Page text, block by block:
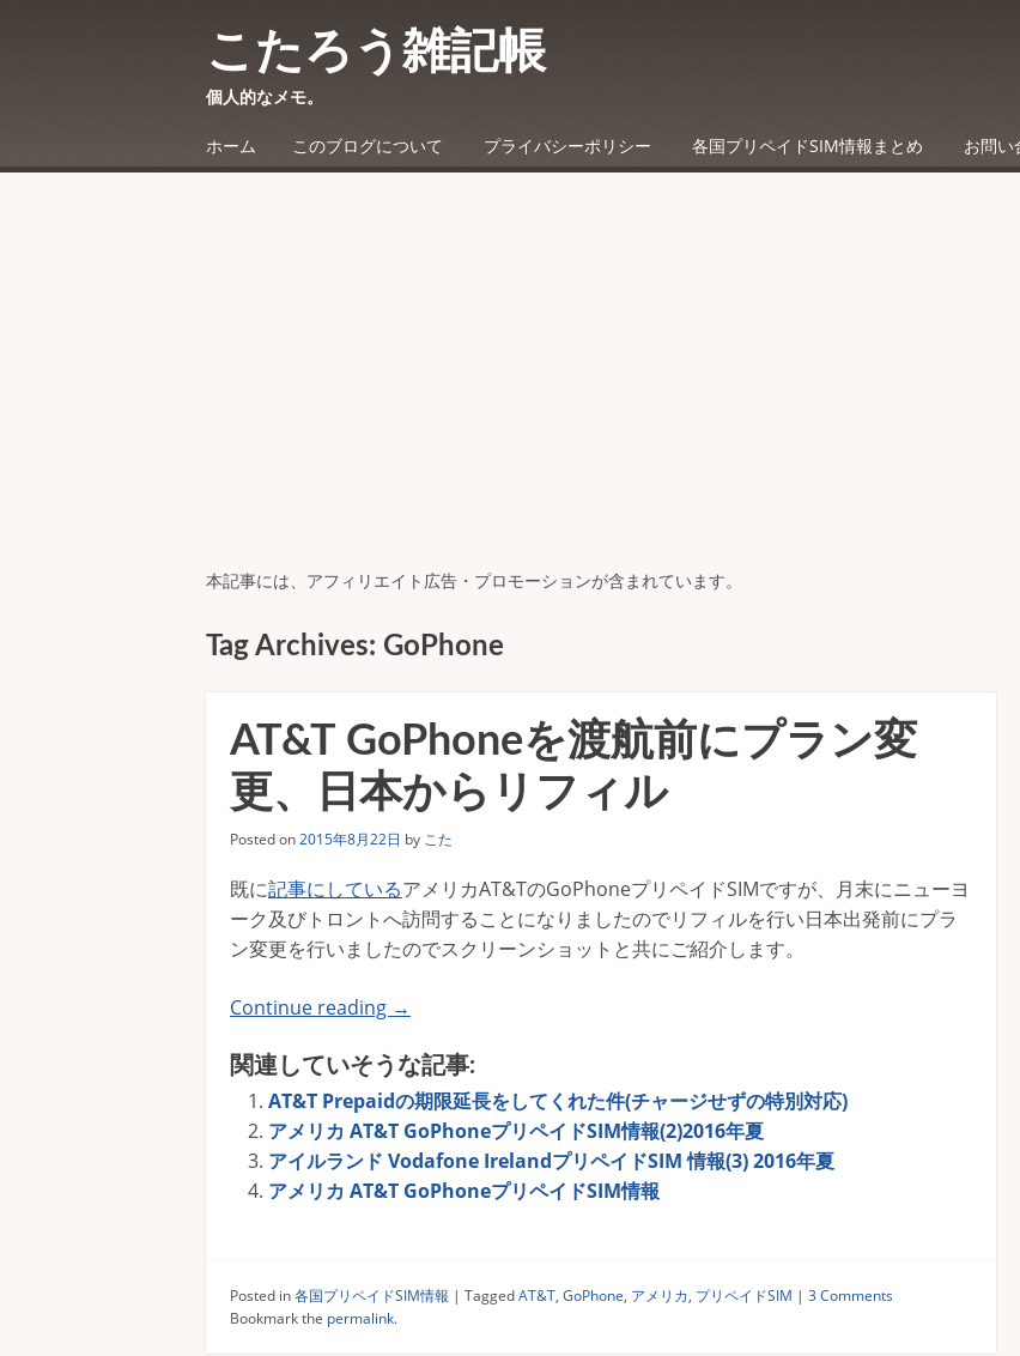
こたろう雑記帳
個人的なメモ。
☰Menu
Skip to content
ホーム このブログについて プライバシーポリシー 各国プリペイドSIM情報まとめ お問い
本記事には、アフィリエイト広告・プロモーションが含まれています。
Tag Archives: GoPhone
AT&T GoPhoneを渡航前にプラン変
更、日本からリフィル
Posted on2015年8月22日 by こた
既に記事にしているアメリカAT&TのGoPhoneプリペイドSIMですが、月末にニューヨ
ーク及びトロントへ訪問することになりましたのでリフィルを行い日本出発前にプラ
ン変更を行いましたのでスクリーンショットと共にご紹介します。
Continue reading →
関連していそうな記事:
AT&T Prepaidの期限延長をしてくれた件(チャージせずの特別対応)
アメリカ AT&T GoPhoneプリペイドSIM情報(2)2016年夏
アイルランド Vodafone IrelandプリペイドSIM 情報(3) 2016年夏
アメリカ AT&T GoPhoneプリペイドSIM情報
Posted in各国プリペイドSIM情報 | TaggedAT&T, GoPhone, アメリカ, プリペイドSIM | 3 Comments
Bookmark the permalink.